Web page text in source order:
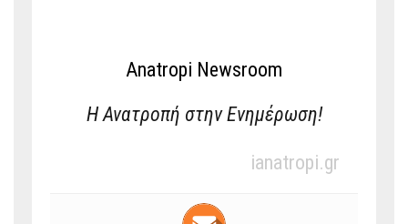
Anatropi Newsroom
Η Ανατροπή στην Ενημέρωση!
ianatropi.gr